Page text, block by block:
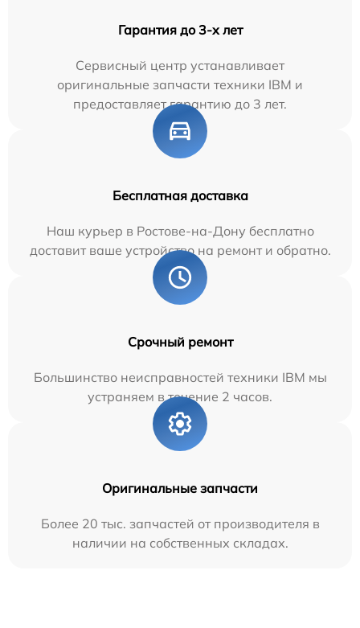
Гарантия до 3-х лет
Сервисный центр устанавливает
оригинальные запчасти техники IBM и
предоставляет гарантию до 3 лет.
Бесплатная доставка
Наш курьер в Ростове-на-Дону бесплатно
доставит ваше устройство на ремонт и обратно.
Срочный ремонт
Большинство неисправностей техники IBM мы
устраняем в течение 2 часов.
Оригинальные запчасти
Более 20 тыс. запчастей от производителя в
наличии на собственных складах.